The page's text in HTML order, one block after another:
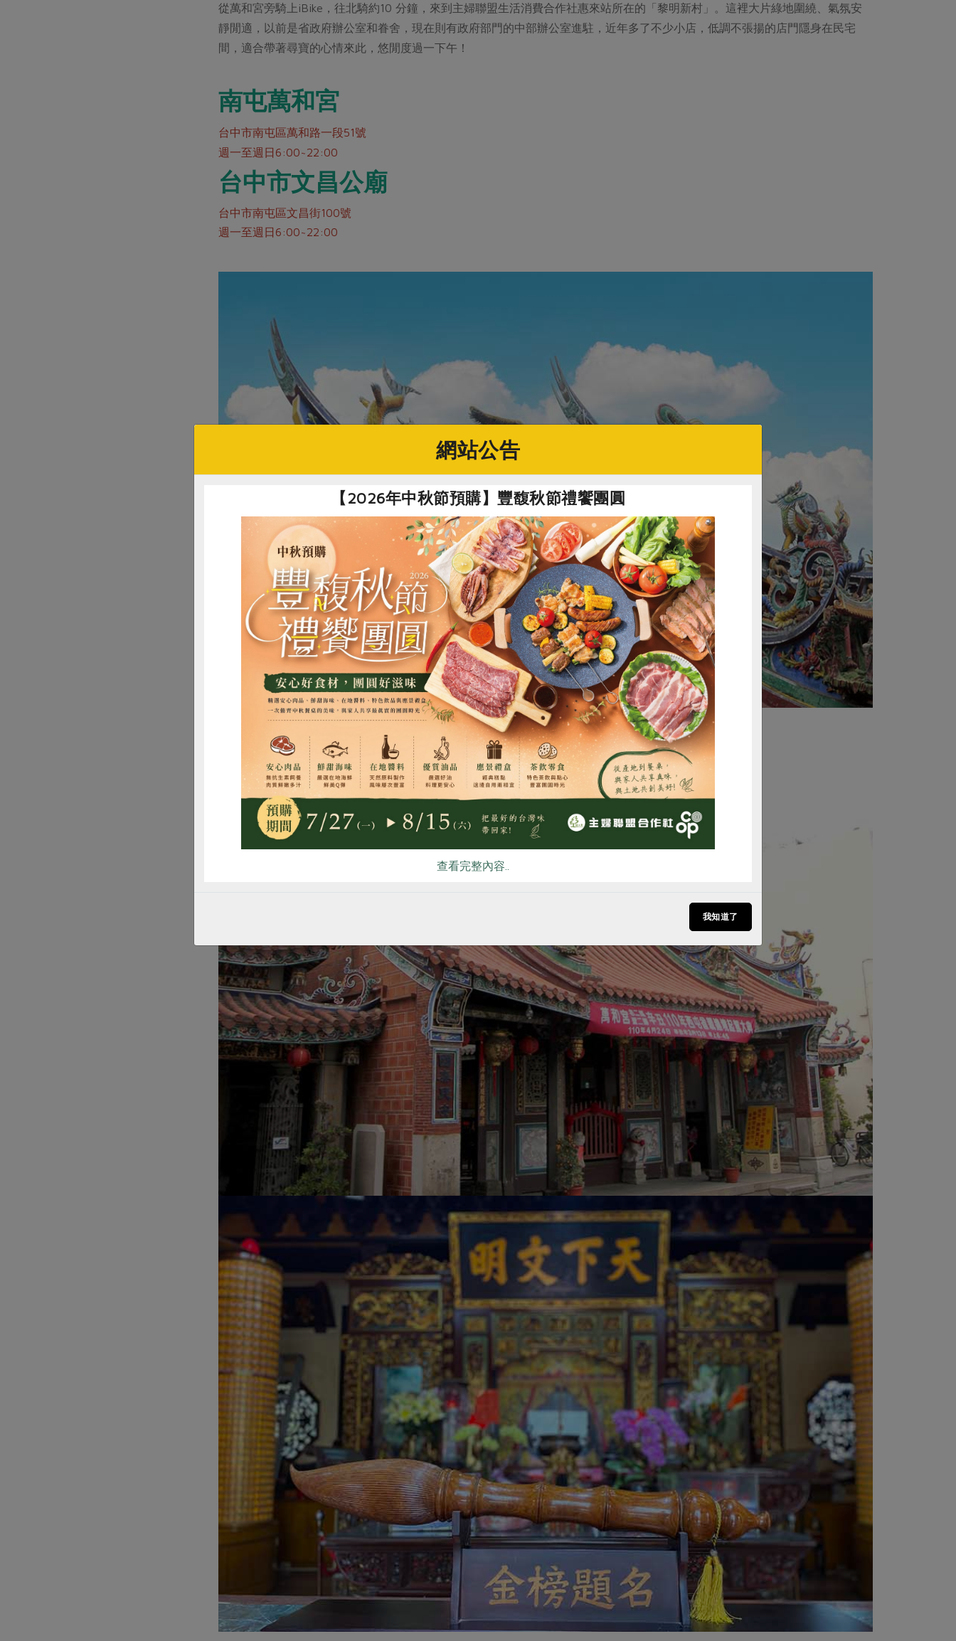
從萬和宮旁騎上iBike，往北騎約10 分鐘，來到主婦聯盟生活消費合作社惠來站所在的「黎明新村」。這裡大片綠地圍繞、氣氛安
靜閒適，以前是省政府辦公室和眷舍，現在則有政府部門的中部辦公室進駐，近年多了不少小店，低調不張揚的店門隱身在民宅
間，適合帶著尋寶的心情來此，悠閒度過一下午！
南屯萬和宮
台中市南屯區萬和路一段51號
週一至週日6:00~22:00
台中市文昌公廟
台中市南屯區文昌街100號
週一至週日6:00~22:00
保平安、求all pass 必訪勝地
惜食 RPET 食譜 減硝酸鹽 雞蛋 食安 共同購買
網站公告
【2026年中秋節預購】豐馥秋節禮饗團圓
查看完整內容..
我知道了